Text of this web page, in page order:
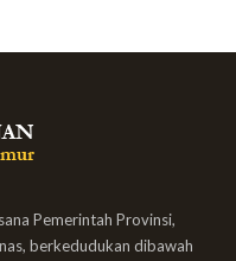
Pemerintah Provinsi,
berkedudukan dibawah